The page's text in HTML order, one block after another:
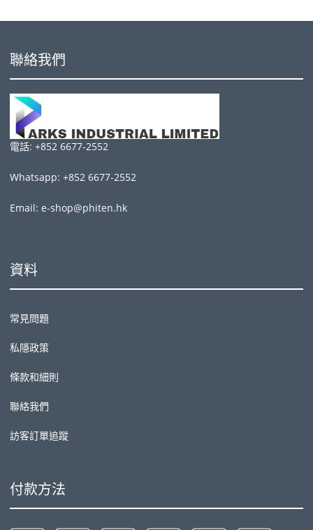
聯絡我們
電話: +852 6677-2552
Whatsapp: +852 6677-2552
Email: e-shop@phiten.hk
資料
常見問題
私隱政策
條款和細則
聯絡我們
訪客訂單追蹤
付款方法